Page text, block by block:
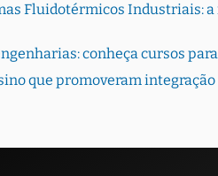
Fluidotérmicos Industriais:
conheça cursos
que promoveram